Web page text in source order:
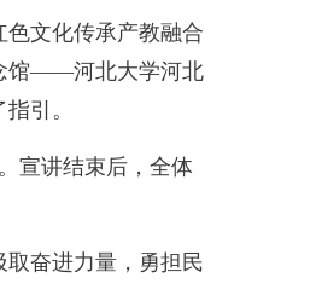
文化传承产教融合
馆——河北大学河北
引。
宣讲结束后，全体
奋进力量，勇担民